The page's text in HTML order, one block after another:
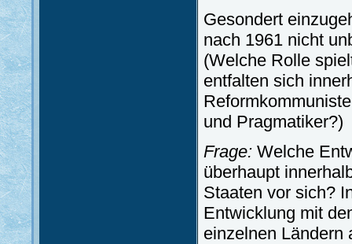
Gesondert
nach 1961 nicht
(Welche Rolle
entfalten sich
und Pragmatiker?)
Frage: Welche
überhaupt
Staaten vor sich?
Entwicklung mit
einzelnen Ländern